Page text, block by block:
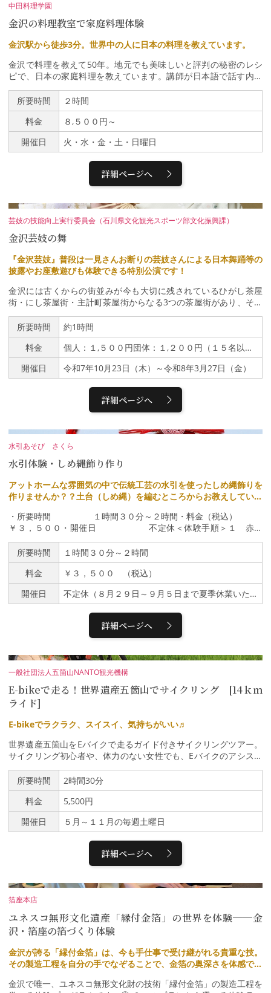
金沢の料理教室で家庭料理体験
中田料理学園
金沢駅から徒歩3分。世界中の人に日本の料理を教えています。
金沢で料理を教えて50年。地元でも美味しいと評判の秘密のレシ
ピで、日本の家庭料理を教えています。講師が日本語で話す内容
が、リアルタイムで大型モニターに英語で映し出されます。1回の
レッスンで4品～実際に参加者に作ってもらいます。2名から最大6
名までの少人数制です。金沢駅「鼓門」目の前の教室で楽しいひと
時をお過ごしください。ご予約お待ちしております。お気軽にご参
加ください。メニューは季節に合わせて毎週変わります。講師が近
江町市場から直接仕入れた新鮮な食材を使用します。詳細＆ご予約
所要時間
２時間
料金
８,５００円～
開催日
火・水・金・土・日曜日
詳細ページへ
金沢芸妓の舞
芸妓の技能向上実行委員会（石川県文化観光スポーツ部文化振興課）
『金沢芸妓』普段は一見さんお断りの芸妓さんによる日本舞踊等の
披露やお座敷遊びも体験できる特別公演です！
金沢には古くからの街並みが今も大切に残されているひがし茶屋
街・にし茶屋街・主計町茶屋街からなる3つの茶屋街があり、それ
ぞれに魅力的な趣があり観光地としても有名です。それぞれの茶屋
街には藩政期からの茶屋文化を引き継ぐ『金沢芸妓』が所属してお
り、普段は一見さんお断りのため、なかなか芸妓さんと触れ合える
機会はありませんが、このイベントは金沢芸妓による日本舞踊や邦
楽器（三味線や笛）、お座敷太鼓の披露のほか、お茶屋さんでしか
体験できないようなお座敷遊びも体験できる特別公演となっており
ます。石川県・金沢が誇る伝統芸能を間近で気軽に堪能できるチャ
ンスですので、ご興味のある方は是非ともご参加ください！１０月
から３月の期間中に、計３０公演実施します。2025年【10月】23
日（木）、28日（火）、30日（木）【11月】5日（水）、12日
（水）、13日（木）、18日（火）、19日（水）、20日（木）、26
日（水）、27日（木）、28日（金）【12月】3日（水）、5日
（金）、10日（水）、12日（金）、16日（火）、19日（金）2026
年【１月】26日（月）【２月】★4日（水）、★16日（月）【３
（月）、★10日（火）、11日（水）、12日（木）、★27日（金）
10～12月は石川県立能楽堂別館で開催、1～3月は石川県立音楽堂
楽ホールが誇る本格的な舞台機構を特別にご案内する「バックステ
ージツアー」（追加料金：500円）を実施します。
所要時間
約1時間
料金
個人：１,５００円団体：１,２００円（１５名以上）バックステージツアーに参加する場合、上記に追加で５００円いただきます。
開催日
令和7年10月23日（木）～令和8年3月27日（金）
詳細ページへ
水引体験・しめ縄飾り作り
水引あそび さくら
アットホームな雰囲気の中で伝統工芸の水引を使ったしめ縄飾りを
作りませんか？？土台（しめ縄）を編むところからお教えしていま
水引体験が出来ます。
・所要時間 １時間３０分～２時間・料金（税込）
￥３，５００・開催日 不定休＜体験手順＞１ 赤・
白・ピンクの水引の中からお好きな組み合わせで土台のしめ縄を編
みます２ 平梅結びを結んで飾ります ＊体験はしめ縄作りと平梅
結び作りの２点になります
所要時間
１時間３０分～２時間
料金
￥３，５００ （税込）
開催日
不定休（８月２９日～９月５日まで夏季休業いたします）
詳細ページへ
E-bikeで走る！世界遺産五箇山でサイクリング [14ｋｍ
ライド]
一般社団法人五箇山NANTO観光機構
E-bikeでラクラク、スイスイ、気持ちがいい♬
世界遺産五箇山をEバイクで走るガイド付きサイクリングツアー。
サイクリング初心者や、体力のない女性でも、Eバイクのアシスト
機能で上り坂も楽々サイクリングが可能です。走り方の基本レクチ
ャー（マナーなどの基礎知識、自転車の乗り方）もあるので安心。
心地よい風に癒され、ガイドブックには載っていない美しい景色
や、世界遺産の暮らしに触れる五箇山ならではのサイクリングをお
楽しみ下さい。※走行距離は約14km
所要時間
2時間30分
料金
5,500円
開催日
５月～１１月の毎週土曜日
詳細ページへ
ユネスコ無形文化遺産「縁付金箔」の世界を体験──金
沢・箔座の箔づくり体験
箔座本店
金沢が誇る「縁付金箔」は、今も手仕事で受け継がれる貴重な技。
その製造工程を自分の手でなぞることで、金箔の奥深さを体感でき
印象深い体験です。
金沢で唯一、ユネスコ無形文化財の技術「縁付金箔」の製造工程を